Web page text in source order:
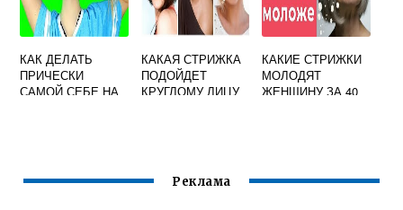
КАК ДЕЛАТЬ
ПРИЧЕСКИ
САМОЙ СЕБЕ НА
КАКАЯ СТРИЖКА
ПОДОЙДЕТ
КРУГЛОМУ ЛИЦУ
КАКИЕ СТРИЖКИ
МОЛОДЯТ
ЖЕНЩИНУ ЗА 40
Реклама